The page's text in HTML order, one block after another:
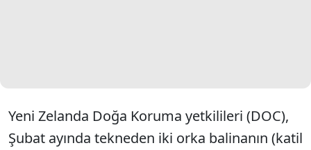
Yeni Zelanda Doğa Koruma yetkilileri (DOC),
Şubat ayında tekneden iki orka balinanın (katil